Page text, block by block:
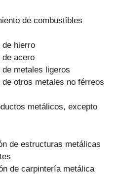
de combustibles
de hierro
de acero
metales ligeros
de otros metales no férreos
metálicos, excepto
de estructuras metálicas
de carpintería metálica